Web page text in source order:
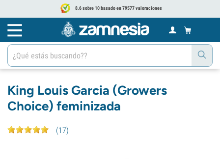
8.6 sobre 10 basado en 79577 valoraciones
King Louis Garcia (Growers
Choice) feminizada
(17)